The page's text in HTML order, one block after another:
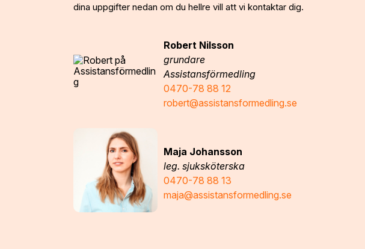
dina uppgifter nedan om du hellre vill att vi kontaktar dig.
Robert Nilsson
grundare
Assistansförmedling
0470-78 88 12
robert@assistansformedling.se
Maja Johansson
leg. sjuksköterska
0470-78 88 13
maja@assistansformedling.se